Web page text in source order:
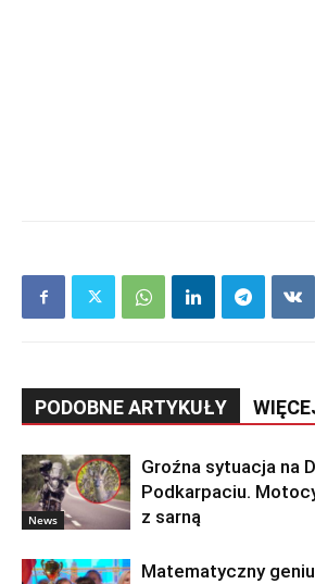
PODOBNE ARTYKUŁY
News
Groźna sytuacja na
Podkarpaciu.
z sarną
Matematyczny